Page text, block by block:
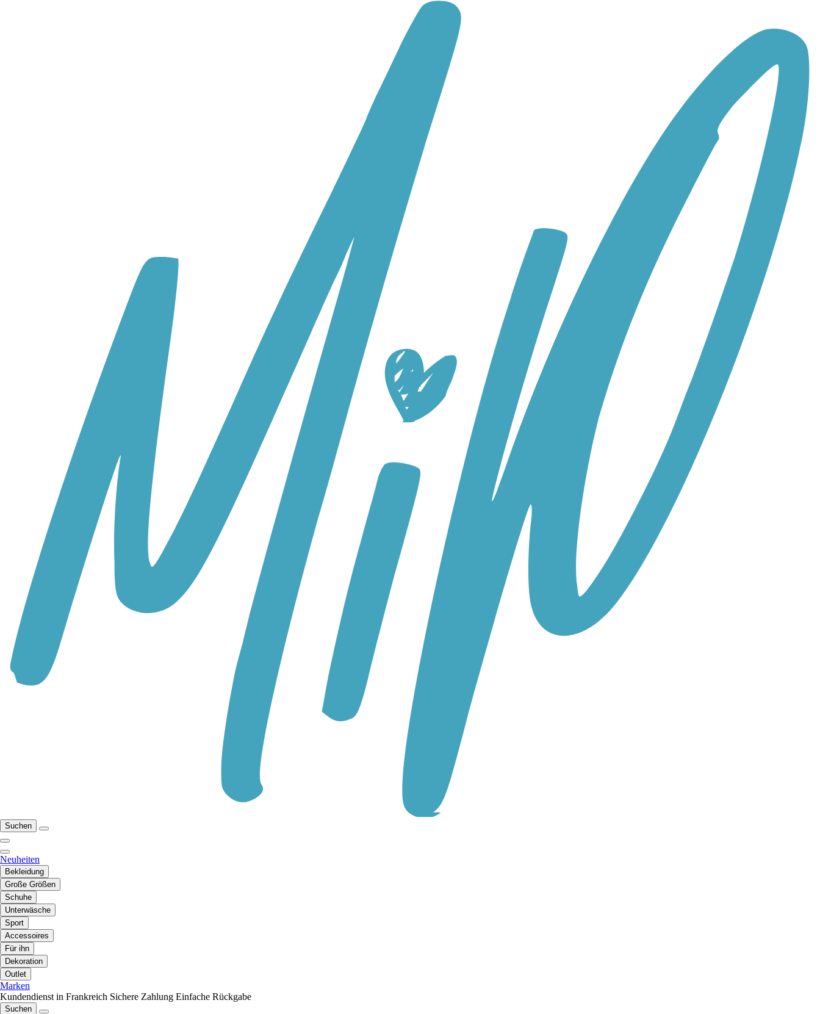
Suchen
Neuheiten
Bekleidung
Große Größen
Schuhe
Unterwäsche
Sport
Accessoires
Für ihn
Dekoration
Outlet
Marken
Kundendienst in Frankreich Sichere Zahlung Einfache Rückgabe
Suchen